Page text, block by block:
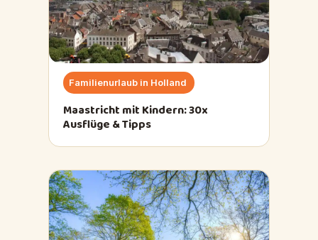
Familienurlaub in Holland
Maastricht mit Kindern: 30x
Ausflüge & Tipps